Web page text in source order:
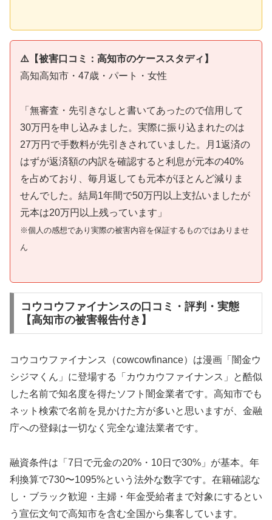
⚠️【被害口コミ：高知市のケーススタディ】
高知高知市・47歳・パート・女性
「無審査・先引きなしと書いてあったので信用して
30万円を申し込みました。実際に振り込まれたのは
27万円で手数料が先引きされていました。月1返済の
はずが返済額の内訳を確認すると利息が元本の40%
を占めており、毎月返しても元本がほとんど減りま
せんでした。結局1年間で50万円以上支払いましたが
元本は20万円以上残っています」
※個人の感想であり実際の被害内容を保証するものではありませ
ん
コウコウファイナンスの口コミ・評判・実態
【高知市の被害報告付き】
コウコウファイナンス（cowcowfinance）は漫画「闇金ウ
シジマくん」に登場する「カウカウファイナンス」と酷似
した名前で知名度を得たソフト闇金業者です。高知市でも
ネット検索で名前を見かけた方が多いと思いますが、金融
庁への登録は一切なく完全な違法業者です。
融資条件は「7日で元金の20%・10日で30%」が基本。年
利換算で730〜1095%という法外な数字です。在籍確認な
し・ブラック歓迎・主婦・年金受給者まで対象にするとい
う宣伝文句で高知市を含む全国から集客しています。